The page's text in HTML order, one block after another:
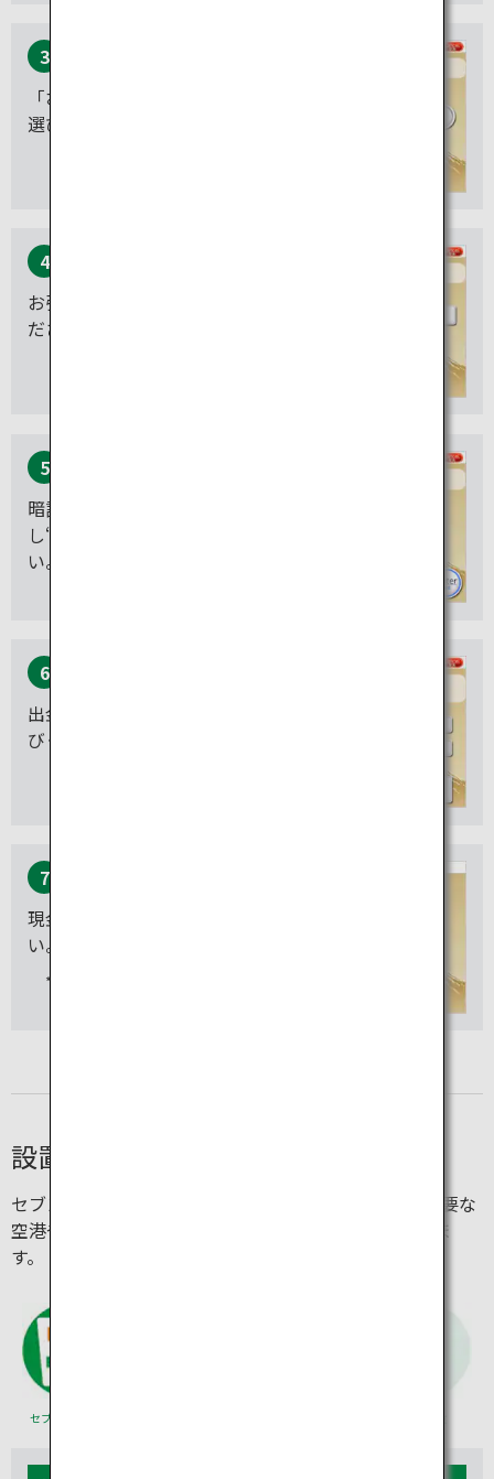
3
「お引き出し」ボタンをお
選びください。
4
お引き出し口座をお選びく
ださい。
5
暗証番号を入力
し“ENTER”を押してくださ
い。
6
出金する金額（円）をお選
びください。
7
現金をお受け取りくださ
い。
設置場所
セブン銀行ATMは、セブン-イレブンの店舗のほか、主要な
空港や駅、大型商業施設など、あちこちに置かれていま
す。
セブン-イレブン